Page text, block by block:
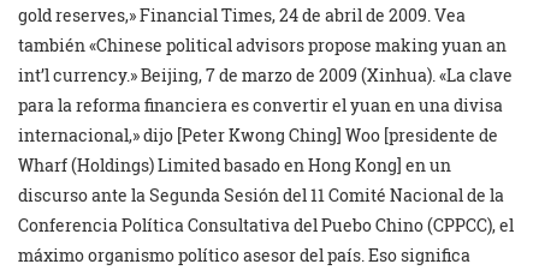
gold reserves,» Financial Times, 24 de abril de 2009. Vea
también «Chinese political advisors propose making yuan an
int’l currency.» Beijing, 7 de marzo de 2009 (Xinhua). «La clave
para la reforma financiera es convertir el yuan en una divisa
internacional,» dijo [Peter Kwong Ching] Woo [presidente de
Wharf (Holdings) Limited basado en Hong Kong] en un
discurso ante la Segunda Sesión del 11 Comité Nacional de la
Conferencia Política Consultativa del Puebo Chino (CPPCC), el
máximo organismo político asesor del país. Eso significa